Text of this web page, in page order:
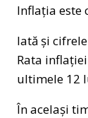
Inflația este
Iată și
Rata
ultimele 12
În același